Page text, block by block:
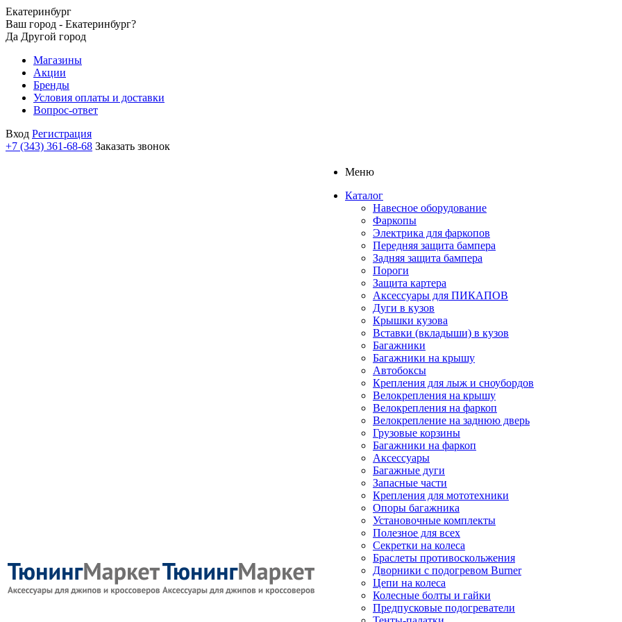
Екатеринбург
Ваш город - Екатеринбург?
Да Другой город
Магазины
Акции
Бренды
Условия оплаты и доставки
Вопрос-ответ
Вход Регистрация
+7 (343) 361-68-68 Заказать звонок
Меню
Каталог
Навесное оборудование
Фаркопы
Электрика для фаркопов
Передняя защита бампера
Задняя защита бампера
Пороги
Защита картера
Аксессуары для ПИКАПОВ
Дуги в кузов
Крышки кузова
Вставки (вкладыши) в кузов
Багажники
Багажники на крышу
Автобоксы
Крепления для лыж и сноубордов
Велокрепления на крышу
Велокрепления на фаркоп
Велокрепление на заднюю дверь
Грузовые корзины
Багажники на фаркоп
Аксессуары
Багажные дуги
Запасные части
Крепления для мототехники
Опоры багажника
Установочные комплекты
Полезное для всех
Секретки на колеса
Браслеты противоскольжения
Дворники с подогревом Burner
Цепи на колеса
Колесные болты и гайки
Предпусковые подогреватели